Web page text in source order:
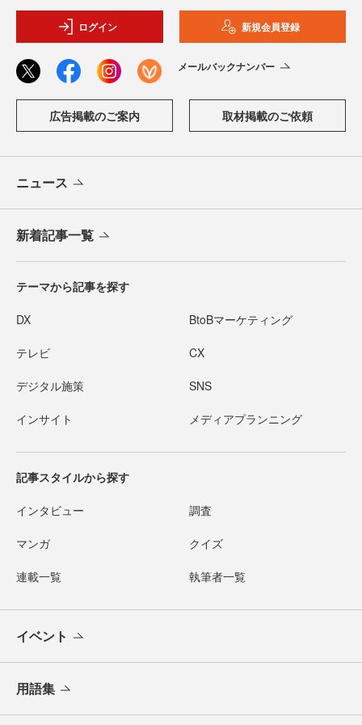
ログイン 新規会員登録
メールバックナンバー
広告掲載のご案内 取材掲載のご依頼
ニュース
新着記事一覧
テーマから記事を探す
DX BtoBマーケティング
テレビ CX
デジタル施策 SNS
インサイト メディアプランニング
記事スタイルから探す
インタビュー 調査
マンガ クイズ
連載一覧 執筆者一覧
イベント
用語集